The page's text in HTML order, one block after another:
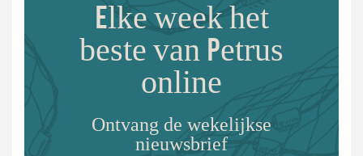
Elke week het
beste van Petrus
online
Ontvang de wekelijkse
nieuwsbrief